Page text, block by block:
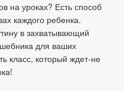
на уроках? Есть способ
каждого ребенка.
в захватывающий
для ваших
класс, который ждет-не